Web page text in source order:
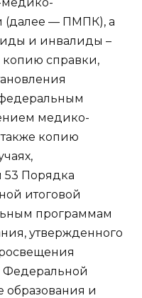
(далее — ПМПК), а
и инвалиды –
справки,
медико-
копию
53 Порядка
итоговой
программам
утвержденного
образования и